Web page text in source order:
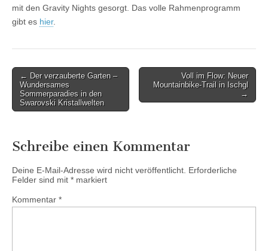
mit den Gravity Nights gesorgt. Das volle Rahmenprogramm
gibt es hier.
Post
navigation
← Der verzauberte Garten –
Wundersames
Sommerparadies in den
Swarovski Kristallwelten
Voll im Flow: Neuer
Mountainbike-Trail in Ischgl
→
Schreibe einen Kommentar
Deine E-Mail-Adresse wird nicht veröffentlicht. Erforderliche
Felder sind mit * markiert
Kommentar *